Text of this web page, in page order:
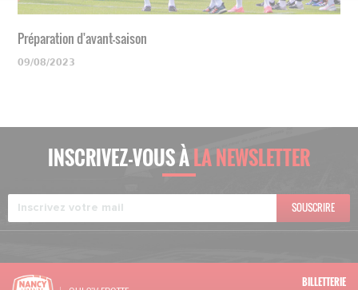
Préparation d'avant-saison
09/08/2023
INSCRIVEZ-VOUS ÀLA NEWSLETTER
SOUSCRIRE
BILLETTERIE